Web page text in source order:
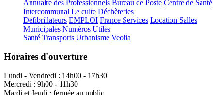
Annuaire des Professionnels Bureau de Poste Centre de Santé
Intercommunal Le culte Déchèteries
Défibrillateurs EMPLOI France Services Location Salles
Municipales Numéros Utiles
Santé Transports Urbanisme Veolia
Horaires d'ouverture
Lundi - Vendredi : 14h00 - 17h30
Mercredi : 9h00 - 11h30
Mardi et Jeudi : fermée au public